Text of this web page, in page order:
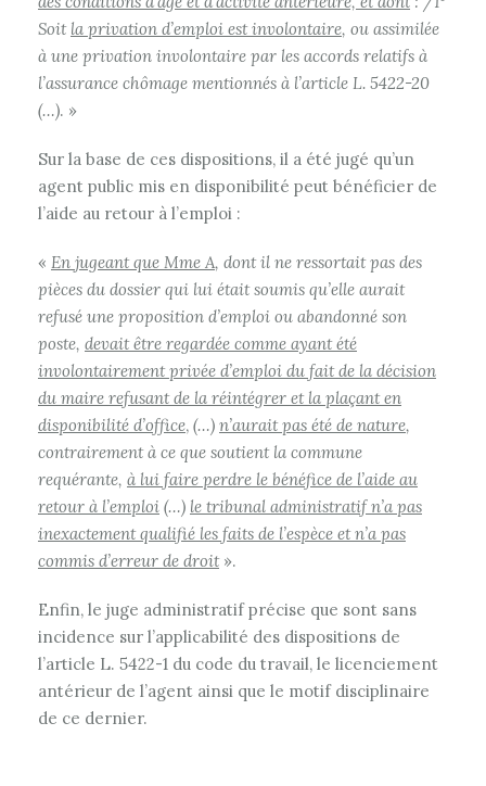
Soit la privation d’emploi est involontaire, ou assimilée
à une privation involontaire par les accords relatifs à
l’assurance chômage mentionnés à l’article L. 5422-20
(…). »
Sur la base de ces dispositions, il a été jugé qu’un
agent public mis en disponibilité peut bénéficier de
l’aide au retour à l’emploi :
« En jugeant que Mme A, dont il ne ressortait pas des
pièces du dossier qui lui était soumis qu’elle aurait
refusé une proposition d’emploi ou abandonné son
poste, devait être regardée comme ayant été
involontairement privée d’emploi du fait de la décision
du maire refusant de la réintégrer et la plaçant en
disponibilité d’office, (…) n’aurait pas été de nature,
contrairement à ce que soutient la commune
requérante, à lui faire perdre le bénéfice de l’aide au
retour à l’emploi (…) le tribunal administratif n’a pas
inexactement qualifié les faits de l’espèce et n’a pas
commis d’erreur de droit».
Enfin, le juge administratif précise que sont sans
incidence sur l’applicabilité des dispositions de
l’article L. 5422-1 du code du travail, le licenciement
antérieur de l’agent ainsi que le motif disciplinaire
de ce dernier.